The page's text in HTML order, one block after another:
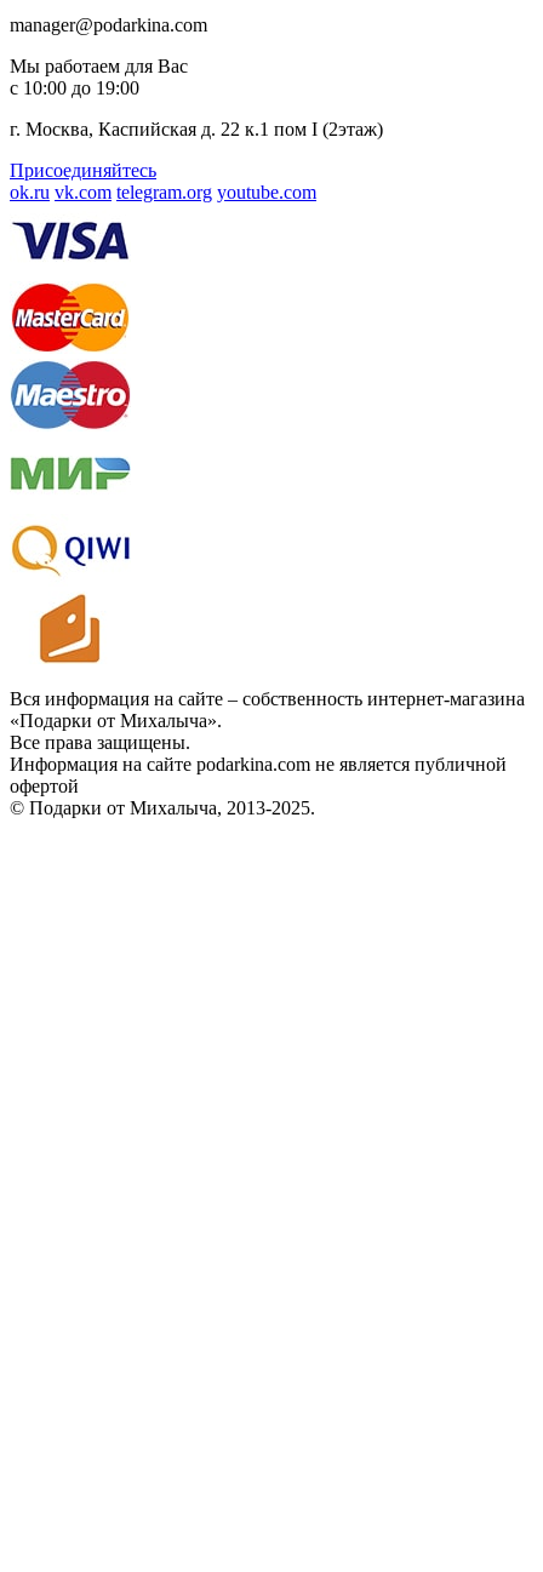
manager@podarkina.com
Мы работаем для Вас
с 10:00 до 19:00
г. Москва, Каспийская д. 22 к.1 пом I (2этаж)
Присоединяйтесь
ok.ru vk.com telegram.org youtube.com
Вся информация на сайте – собственность интернет-магазина
«Подарки от Михалыча».
Все права защищены.
Информация на сайте podarkina.com не является публичной
офертой
© Подарки от Михалыча, 2013-2025.